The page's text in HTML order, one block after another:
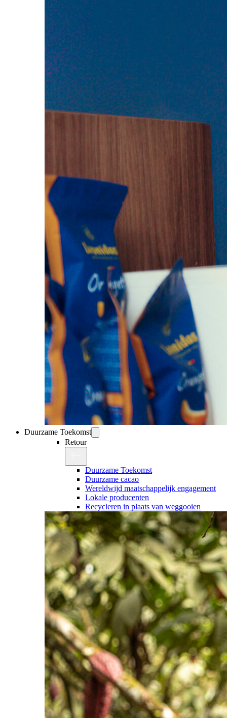
Duurzame Toekomst
Retour
Duurzame Toekomst
Duurzame cacao
Wereldwijd maatschappelijk engagement
Lokale producenten
Recycleren in plaats van weggooien